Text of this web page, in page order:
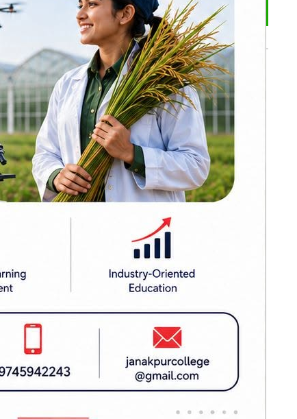
५
कम्पनी
भर्खरै
ढल्केवरमै ट्रमा
सेन्टरको माग :
प्रतिनिधिसभामा
सांसद चन्द्रमोहन
यादवको मौन विरोध
कोइराला निवास
मर्मतका लागि
करोड शेखरले गरे
फिर्ता
करदाता प्रोत्साहन
कार्यक्रम सफल भए
अन्तर्राष्ट्रिय उदाहरण
बन्न सक्छ: अर्थमन्त्री
डा. वाग्ले